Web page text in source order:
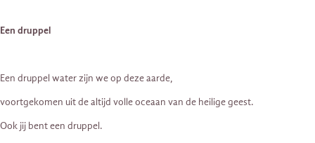
Een druppel
Een druppel water zijn we op deze aarde,
voortgekomen uit de altijd volle oceaan van de heilige geest.
Ook jij bent een druppel.